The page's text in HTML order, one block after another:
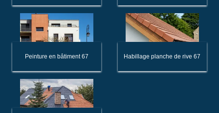
Peinture en bâtiment 67 Habillage planche de rive 67